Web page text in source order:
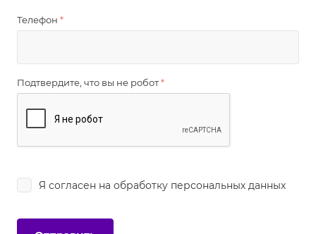
Телефон *
Подтвердите, что вы не робот*
Я согласен на обработку персональных данных